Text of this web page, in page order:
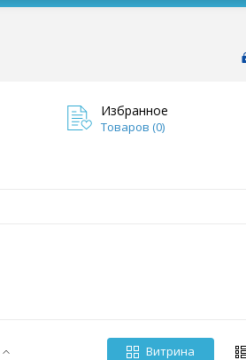
Избранное
Товаров (0)
Витрина